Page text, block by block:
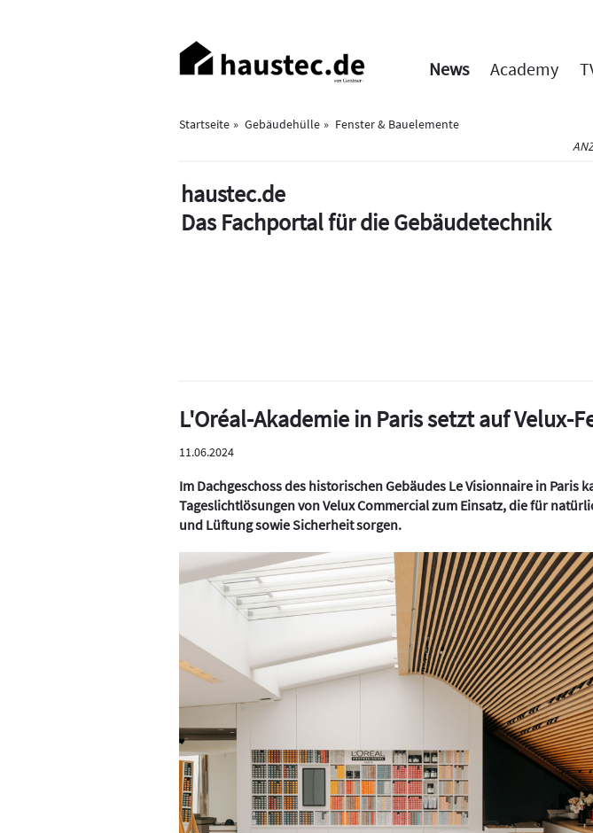
Haupt-
Navigation
News Academy
Startseite Gebäudehülle
Fenster & Bauelemente
haustec.de
Das Fachportal für die Gebäudetechnik
L'Oréal-Akademie in Paris setzt auf Velux-
11.06.2024
Im Dachgeschoss des historischen Gebäudes Le Visionnaire in Paris
Tageslichtlösungen von Velux Commercial zum Einsatz, die für
und Lüftung sowie Sicherheit sorgen.